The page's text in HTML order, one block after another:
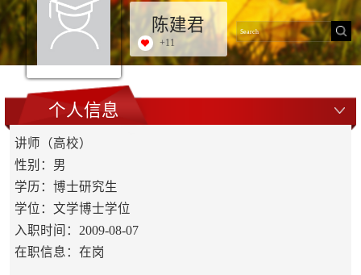
陈建君
+11
个人信息
讲师（高校）
性别：男
学历：博士研究生
学位：文学博士学位
入职时间：2009-08-07
在职信息：在岗